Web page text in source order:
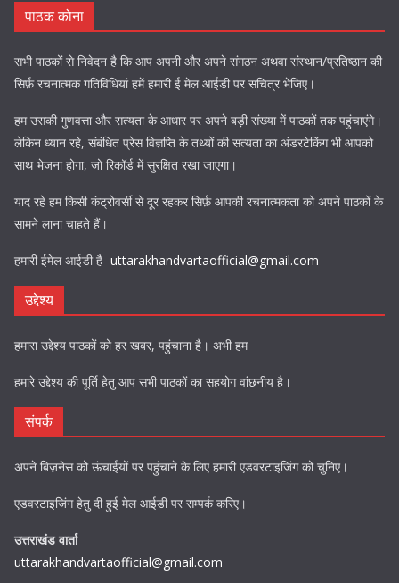
पाठक कोना
सभी पाठकों से निवेदन है कि आप अपनी और अपने संगठन अथवा संस्थान/प्रतिष्ठान की
सिर्फ़ रचनात्मक गतिविधियां हमें हमारी ई मेल आईडी पर सचित्र भेजिए।
हम उसकी गुणवत्ता और सत्यता के आधार पर अपने बड़ी संख्या में पाठकों तक पहुंचाएंगे।
लेकिन ध्यान रहे, संबंधित प्रेस विज्ञप्ति के तथ्यों की सत्यता का अंडरटेकिंग भी आपको
साथ भेजना होगा, जो रिकॉर्ड में सुरक्षित रखा जाएगा।
याद रहे हम किसी कंट्रोवर्सी से दूर रहकर सिर्फ़ आपकी रचनात्मकता को अपने पाठकों के
सामने लाना चाहते हैं।
हमारी ईमेल आईडी है- uttarakhandvartaofficial@gmail.com
उद्देश्य
हमारा उद्देश्य पाठकों को हर खबर, पहुंचाना है। अभी हम
हमारे उद्देश्य की पूर्ति हेतु आप सभी पाठकों का सहयोग वांछनीय है।
संपर्क
अपने बिज़नेस को ऊंचाईयों पर पहुंचाने के लिए हमारी एडवरटाइजिंग को चुनिए।
एडवरटाइजिंग हेतु दी हुई मेल आईडी पर सम्पर्क करिए।
उत्तराखंड वार्ता
uttarakhandvartaofficial@gmail.com